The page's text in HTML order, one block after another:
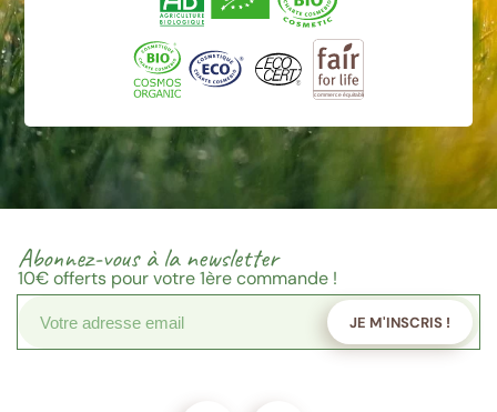
Abonnez-vous à la newsletter
10€offerts pour votre 1ère commande !
JE M'INSCRIS !